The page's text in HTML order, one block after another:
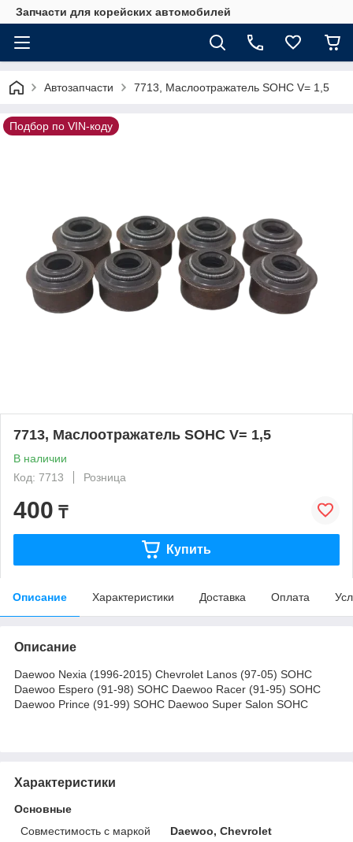
Запчасти для корейских автомобилей
Автозапчасти 7713, Маслоотражатель SOHC V= 1,5
Подбор по VIN-коду
7713, Маслоотражатель SOHC V= 1,5
В наличии
Код: 7713
Розница
400 ₸
Купить
Описание Характеристики Доставка Оплата
Описание
Daewoo Nexia (1996-2015) Chevrolet Lanos (97-05) SOHC
Daewoo Espero (91-98) SOHC Daewoo Racer (91-95) SOHC
Daewoo Prince (91-99) SOHC Daewoo Super Salon SOHC
Характеристики
Основные
Совместимость с маркой
Daewoo, Chevrolet